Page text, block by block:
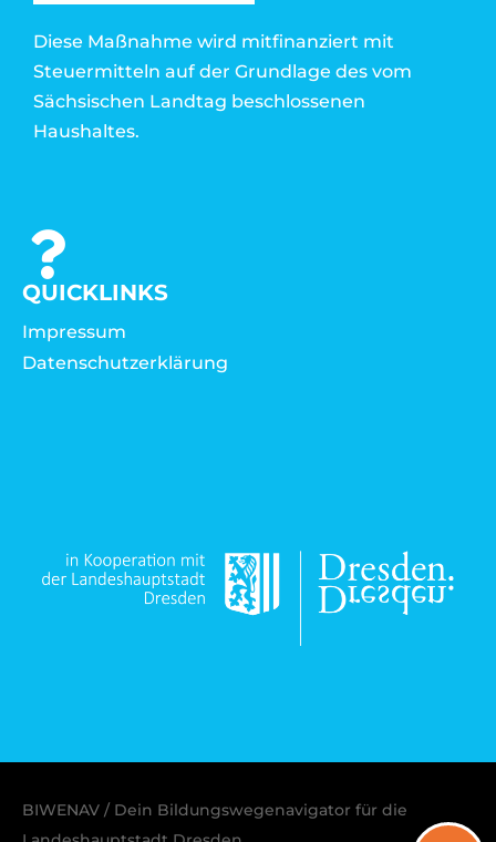
Diese Maßnahme wird mitfinanziert mit
Steuermitteln auf der Grundlage des vom
Sächsischen Landtag beschlossenen
Haushaltes.
QUICKLINKS
Impressum
Datenschutzerklärung
BIWENAV / Dein Bildungswegenavigator für die